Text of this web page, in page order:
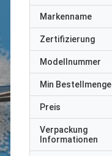
Markenname
Zertifizierung
Modellnummer
Min Bestellmenge
Preis
Verpackung
Informationen